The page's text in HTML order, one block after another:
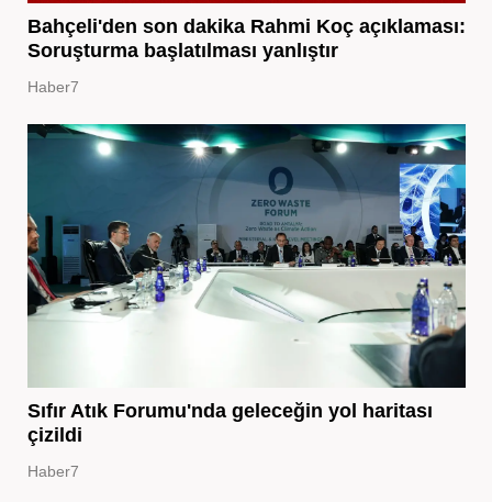
Bahçeli'den son dakika Rahmi Koç açıklaması:
Soruşturma başlatılması yanlıştır
Haber7
Sıfır Atık Forumu'nda geleceğin yol haritası
çizildi
Haber7